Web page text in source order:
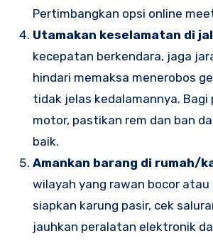
Pertimbangkan opsi online
Utamakan keselamatan di
kecepatan berkendara, jaga
hindari memaksa menerobos
tidak jelas kedalamannya. Bagi
motor, pastikan rem dan ban
baik.
Amankan barang di rumah/
wilayah yang rawan bocor atau
siapkan karung pasir, cek
jauhkan peralatan elektronik